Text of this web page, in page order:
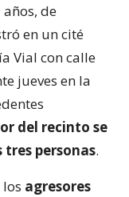
de
en un cité
Vial con calle
jueves en la
del recinto se
personas.
agresores